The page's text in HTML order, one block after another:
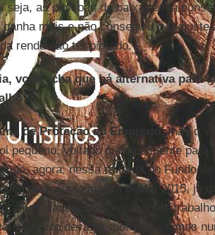
seja, as pessoas de baixa renda
mais e não conseguiu o reajuste
renda não ter piorado.
você acha que há alternativa para
de Proteção ao Emprego, mas o
pequeno, voltado principalmente para
agora, nessa retirada do Fundo
tem conta inativa desde 2015, já
reaquecer o mercado de
vir muito devagar, porque estamos